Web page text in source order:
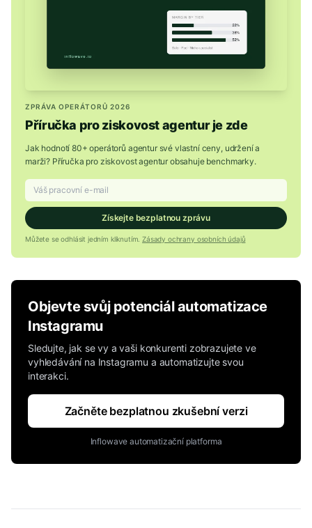
ZPRÁVA OPERÁTORŮ 2026
Příručka pro ziskovost agentur je zde
Jak hodnotí 80+ operátorů agentur své vlastní ceny, udržení a
marži? Příručka pro ziskovost agentur obsahuje benchmarky.
Získejte bezplatnou zprávu
Můžete se odhlásit jedním kliknutím. Zásady ochrany osobních údajů
Objevte svůj potenciál automatizace
Instagramu
Sledujte, jak se vy a vaši konkurenti zobrazujete ve
vyhledávání na Instagramu a automatizujte svou
interakci.
Začněte bezplatnou zkušební verzi
Inflowave automatizační platforma